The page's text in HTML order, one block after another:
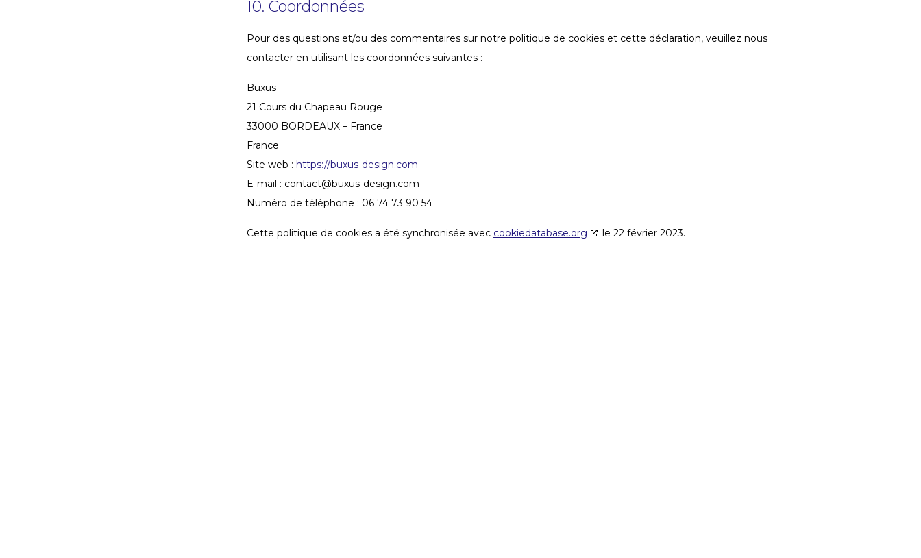
10. Coordonnées
Pour des questions et/ou des commentaires sur notre politique de cookies et cette déclaration, veuillez nous
contacter en utilisant les coordonnées suivantes :
Buxus
21 Cours du Chapeau Rouge
33000 BORDEAUX – France
France
Site web : https://buxus-design.com
E-mail : contact@buxus-design.com
Numéro de téléphone : 06 74 73 90 54
Cette politique de cookies a été synchronisée avec cookiedatabase.org le 22 février 2023.